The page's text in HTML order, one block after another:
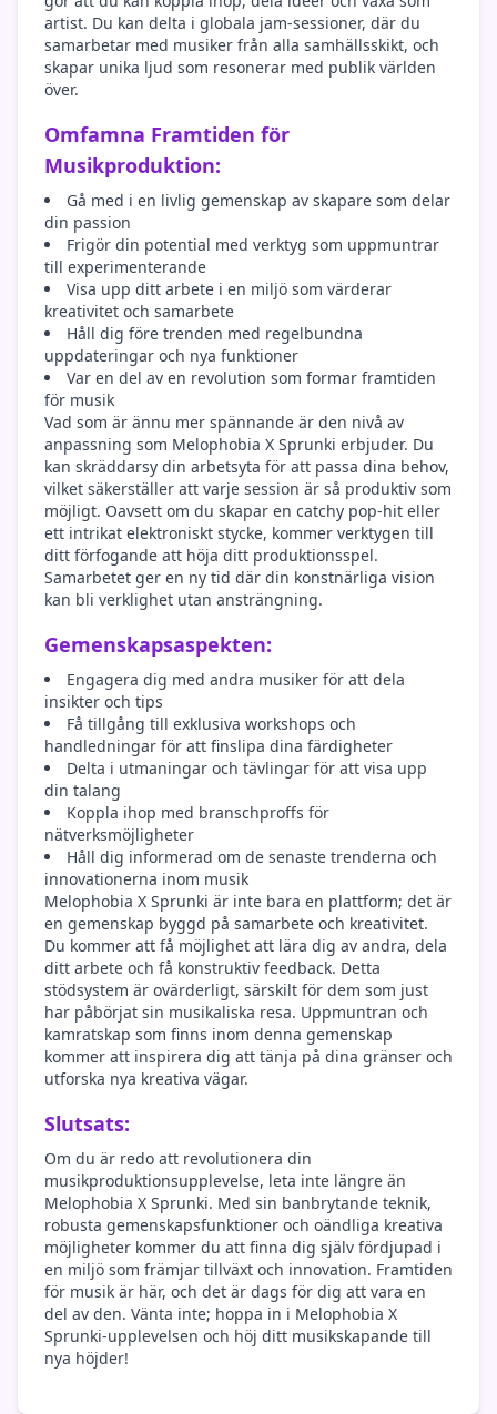
artist. Du kan delta i globala jam-sessioner, där du
samarbetar med musiker från alla samhällsskikt, och
skapar unika ljud som resonerar med publik världen
över.
Omfamna Framtiden för
Musikproduktion:
Gå med i en livlig gemenskap av skapare som delar
din passion
Frigör din potential med verktyg som uppmuntrar
till experimenterande
Visa upp ditt arbete i en miljö som värderar
kreativitet och samarbete
Håll dig före trenden med regelbundna
uppdateringar och nya funktioner
Var en del av en revolution som formar framtiden
för musik
Vad som är ännu mer spännande är den nivå av
anpassning som Melophobia X Sprunki erbjuder. Du
kan skräddarsy din arbetsyta för att passa dina behov,
vilket säkerställer att varje session är så produktiv som
möjligt. Oavsett om du skapar en catchy pop-hit eller
ett intrikat elektroniskt stycke, kommer verktygen till
ditt förfogande att höja ditt produktionsspel.
Samarbetet ger en ny tid där din konstnärliga vision
kan bli verklighet utan ansträngning.
Gemenskapsaspekten:
Engagera dig med andra musiker för att dela
insikter och tips
Få tillgång till exklusiva workshops och
handledningar för att finslipa dina färdigheter
Delta i utmaningar och tävlingar för att visa upp
din talang
Koppla ihop med branschproffs för
nätverksmöjligheter
Håll dig informerad om de senaste trenderna och
innovationerna inom musik
Melophobia X Sprunki är inte bara en plattform; det är
en gemenskap byggd på samarbete och kreativitet.
Du kommer att få möjlighet att lära dig av andra, dela
ditt arbete och få konstruktiv feedback. Detta
stödsystem är ovärderligt, särskilt för dem som just
har påbörjat sin musikaliska resa. Uppmuntran och
kamratskap som finns inom denna gemenskap
kommer att inspirera dig att tänja på dina gränser och
utforska nya kreativa vägar.
Slutsats:
Om du är redo att revolutionera din
musikproduktionsupplevelse, leta inte längre än
Melophobia X Sprunki. Med sin banbrytande teknik,
robusta gemenskapsfunktioner och oändliga kreativa
möjligheter kommer du att finna dig själv fördjupad i
en miljö som främjar tillväxt och innovation. Framtiden
för musik är här, och det är dags för dig att vara en
del av den. Vänta inte; hoppa in i Melophobia X
Sprunki-upplevelsen och höj ditt musikskapande till
nya höjder!